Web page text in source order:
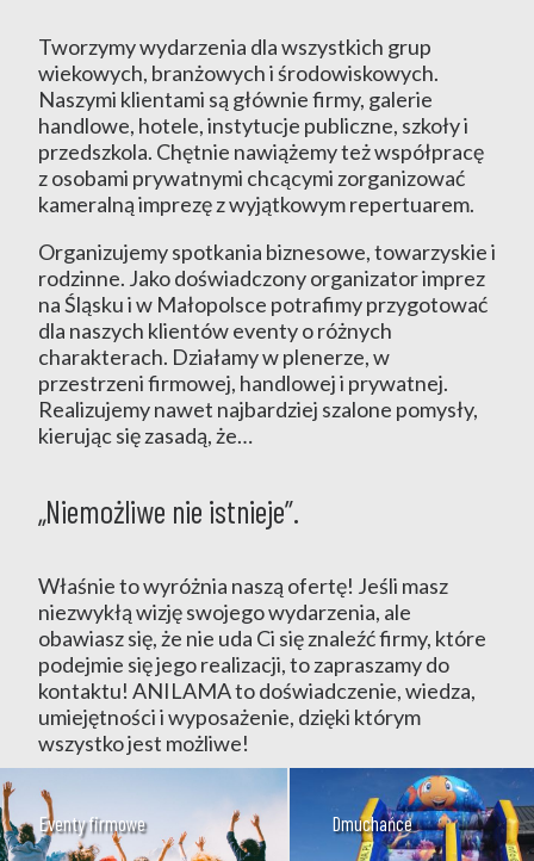
Tworzymy wydarzenia dla wszystkich grup
wiekowych, branżowych i środowiskowych.
Naszymi klientami są głównie firmy, galerie
handlowe, hotele, instytucje publiczne, szkoły i
przedszkola. Chętnie nawiążemy też współpracę
z osobami prywatnymi chcącymi zorganizować
kameralną imprezę z wyjątkowym repertuarem.
Organizujemy spotkania biznesowe, towarzyskie i
rodzinne. Jako doświadczony organizator imprez
na Śląsku i w Małopolsce potrafimy przygotować
dla naszych klientów eventy o różnych
charakterach. Działamy w plenerze, w
przestrzeni firmowej, handlowej i prywatnej.
Realizujemy nawet najbardziej szalone pomysły,
kierując się zasadą, że…
„Niemożliwe nie istnieje”.
Właśnie to wyróżnia naszą ofertę! Jeśli masz
niezwykłą wizję swojego wydarzenia, ale
obawiasz się, że nie uda Ci się znaleźć firmy, które
podejmie się jego realizacji, to zapraszamy do
kontaktu! ANILAMA to doświadczenie, wiedza,
umiejętności i wyposażenie, dzięki którym
wszystko jest możliwe!
Eventy firmowe Dmuchańce